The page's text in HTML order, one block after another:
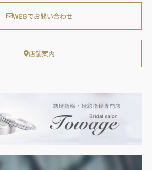
WEBでお問い合わせ
店舗案内